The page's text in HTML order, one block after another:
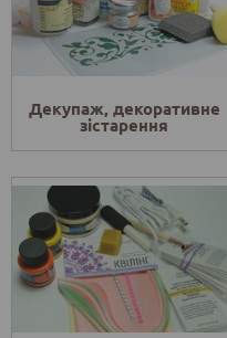
Декупаж, декоративне
зістарення